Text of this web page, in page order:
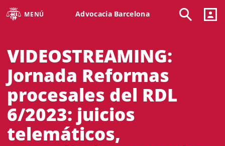
MENÚ Advocacia Barcelona
VIDEOSTREAMING:
Jornada Reformas
procesales del RDL
6/2023: juicios
telemáticos,